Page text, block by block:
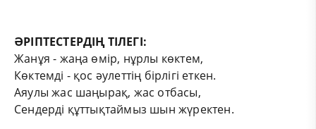
ӘРІПТЕСТЕРДІҢ ТІЛЕГІ:
Жанұя - жаңа өмір, нұрлы көктем,
Көктемді - қос әулеттің бірлігі еткен.
Аяулы жас шаңырақ, жас отбасы,
Сендерді құттықтаймыз шын жүректен.